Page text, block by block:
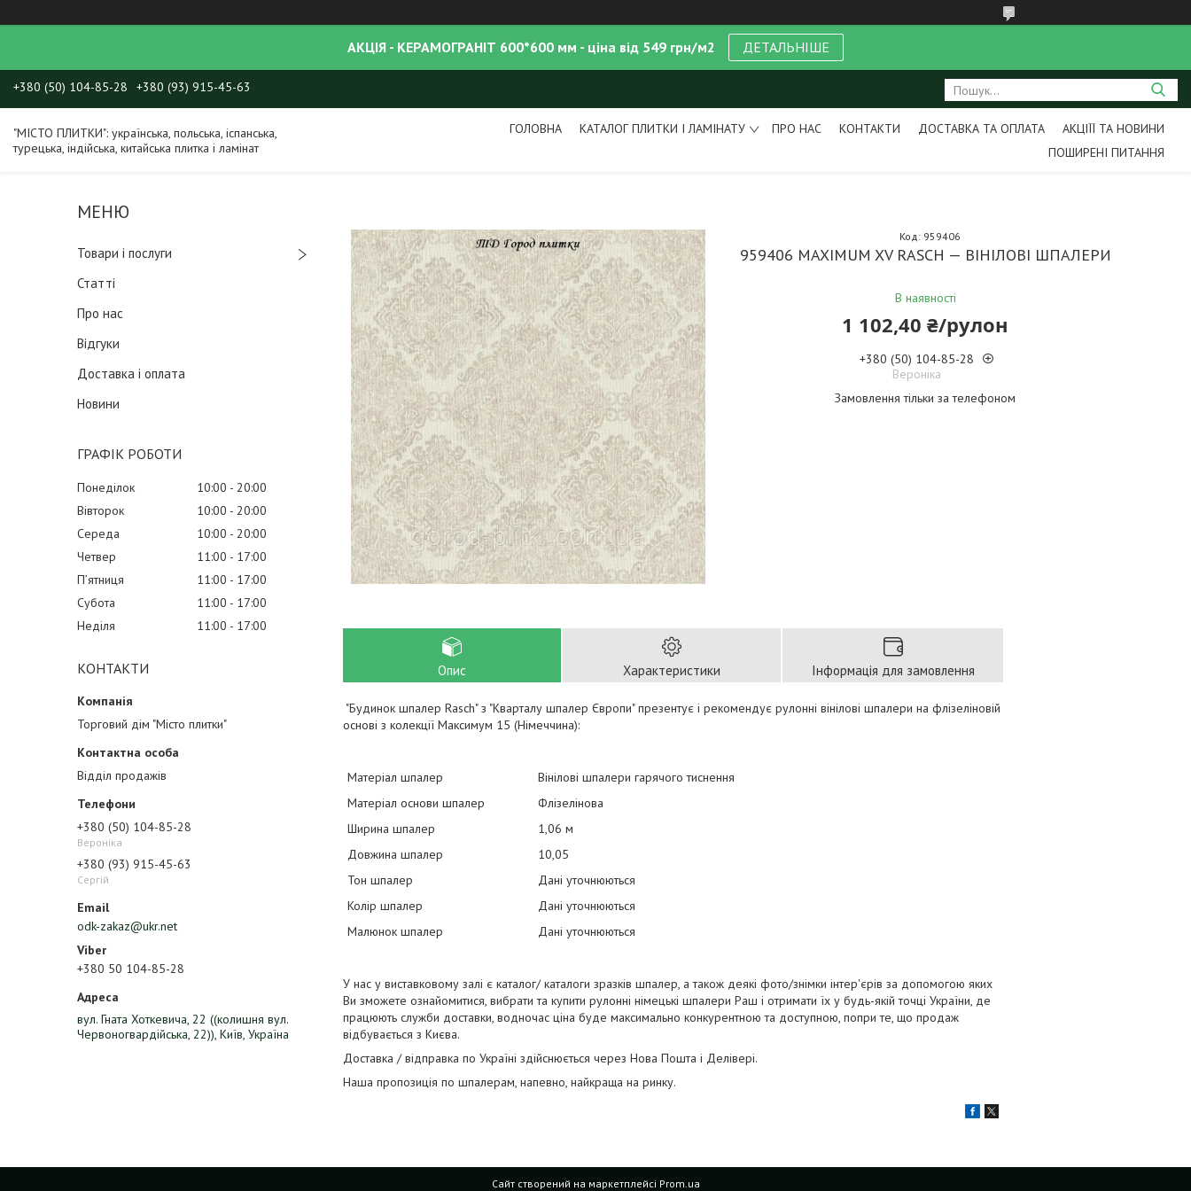
АКЦІЯ - КЕРАМОГРАНІТ 600*600 мм - ціна від 549 грн/м2 ДЕТАЛЬНІШЕ
+380 (50) 104-85-28 +380 (93) 915-45-63
"МІСТО ПЛИТКИ": українська, польська, іспанська,
турецька, індійська, китайська плитка і ламінат
ГОЛОВНА КАТАЛОГ ПЛИТКИ І ЛАМІНАТУ ПРО НАС КОНТАКТИ ДОСТАВКА ТА ОПЛАТА
АКЦІЇЇ ТА НОВИНИ
ПОШИРЕНІ ПИТАННЯ
Товари і послуги
Статті
Про нас
Відгуки
Доставка і оплата
Новини
ГРАФІК РОБОТИ
Понеділок 10:00
20:00
Вівторок
10:00
20:00
Середа
10:00
20:00
Четвер
11:00
17:00
Пʼятниця
11:00
17:00
Субота
11:00
17:00
Неділя
11:00 17:00
КОНТАКТИ
Торговий дім "Місто плитки"
Відділ продажів
+380 (50) 104-85-28
Вероніка
+380 (93) 915-45-63
Сергій
odk-zakaz@ukr.net
+380 50 104-85-28
вул. Гната Хоткевича, 22 ((колишня вул.
Червоногвардійська, 22)), Київ, Україна
959406 MAXIMUM XV RASCH — ВІНІЛОВІ ШПАЛЕРИ
В наявності
Код: 959406
1 102,40 ₴/рулон
+380 (50) 104-85-28
Вероніка
Замовлення тільки за телефоном
Опис Характеристики Інформація для замовлення
"Будинок шпалер Rasch" з "Кварталу шпалер Європи" презентує і рекомендує рулонні вінілові шпалери на флізеліновій
основі з колекції Максимум 15 (Німеччина):
Матеріал шпалер
Вінілові шпалери гарячого тиснення
Матеріал основи шпалер
Флізелінова
Ширина шпалер
1,06 м
Довжина шпалер
10,05
Тон шпалер
Дані уточнюються
Колір шпалер
Дані уточнюються
Малюнок шпалер
Дані уточнюються
У нас у виставковому залі є каталог/ каталоги зразків шпалер, а також деякі фото/знімки інтер'єрів за допомогою яких
Ви зможете ознайомитися, вибрати та купити рулонні німецькі шпалери Раш і отримати їх у будь-якій точці України, де
працюють служби доставки, водночас ціна буде максимально конкурентною та доступною, попри те, що продаж
відбувається з Києва.
Доставка / відправка по Україні здійснюється через Нова Пошта і Делівері.
Наша пропозиція по шпалерам, напевно, найкраща на ринку.
Сайт створений на маркетплейсі Prom.ua